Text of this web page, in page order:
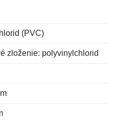
(PVC)
zloženie: polyvinylchlorid